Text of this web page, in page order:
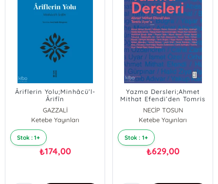
Âriflerin Yolu;Minhâcü’l-
Ârifîn
GAZZALİ
Ketebe Yayınları
Stok : 1+
₺174,00
Yazma Dersleri;Ahmet
Mithat Efendi’den Tomris
Uyar’a
NECİP TOSUN
Ketebe Yayınları
Stok : 1+
₺629,00